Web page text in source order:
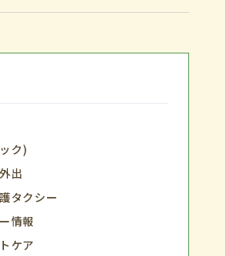
ク)
出
タクシー
情報
ケア